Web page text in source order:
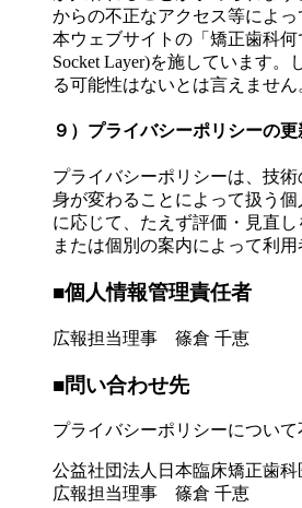
からの不正なアクセス等によ
本ウェブサイトの「矯正歯科
Socket Layer)を施しています
る可能性はないとは言えません
９）プライバシーポリシーの
プライバシーポリシーは、技
身が変わることによって扱う
に応じて、たえず評価・見直
または個別の案内によって利
■個人情報管理責任者
広報担当理事 篠倉 千恵
■問い合わせ先
プライバシーポリシーについ
公益社団法人日本臨床矯正歯科
広報担当理事 篠倉 千恵